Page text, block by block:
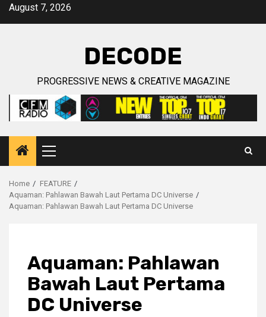
SkipAugust 7, 2026
DECODE
PROGRESSIVE NEWS & CREATIVE MAGAZINE
Primary
Menu
Home
FEATURE
Aquaman: Pahlawan Bawah Laut Pertama DC Universe
Aquaman: Pahlawan Bawah Laut Pertama DC Universe
Aquaman: Pahlawan
Bawah Laut Pertama
DC Universe